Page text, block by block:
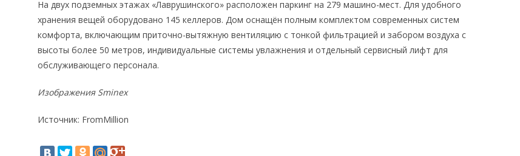
На двух подземных этажах «Лаврушинского» расположен паркинг на 279 машино-мест. Для удобного
хранения вещей оборудовано 145 келлеров. Дом оснащён полным комплектом современных систем
комфорта, включающим приточно-вытяжную вентиляцию с тонкой фильтрацией и забором воздуха с
высоты более 50 метров, индивидуальные системы увлажнения и отдельный сервисный лифт для
обслуживающего персонала.
Изображения Sminex
Источник: FromMillion